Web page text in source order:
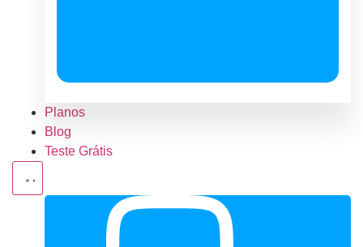
Planos
Blog
Teste Grátis